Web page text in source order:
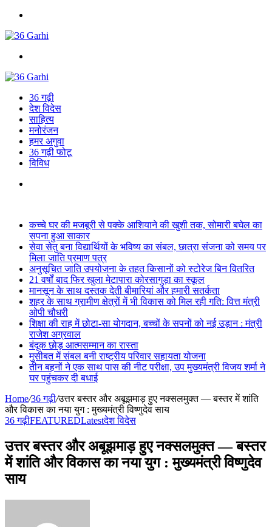
36 गढ़ी
देश विदेस
साहित्य
मनोरंजन
हमर अगुवा
36 गढ़ी फोटू
विविध
कच्चे घर की मजबूरी से पक्के आशियाने की खुशी तक, सोमारी बघेल का
सपना हुआ साकार
सेवा सेतु बना विद्यार्थियों के भविष्य का संबल, छात्रा संजना को समय पर
मिला जाति प्रमाण पत्र
अनुसूचित जाति उपयोजना के तहत किसानों को स्टोरेज बिन वितरित
21 वर्षों बाद फिर खुला मेटापारा कोरसागुड़ा का स्कूल
मानसून के साथ दस्तक देती बीमारियां और हमारी सतर्कता
शहर के साथ ग्रामीण क्षेत्रों में भी विकास को मिल रही गति: वित्त मंत्री
ओपी चौधरी
शिक्षा की राह में छोटा-सा योगदान, बच्चों के सपनों को नई उड़ान : मंत्री
राजेश अग्रवाल
बंदूक छोड़ आत्मसम्मान का रास्ता
मुसीबत में संबल बनी राष्ट्रीय परिवार सहायता योजना
तीन बहनों ने एक साथ पास की नीट परीक्षा, उप मुख्यमंत्री विजय शर्मा ने
घर पहुंचकर दी बधाई
Home/36 गढ़ी/उत्तर बस्तर और अबूझमाड़ हुए नक्सलमुक्त — बस्तर में शांति
और विकास का नया युग : मुख्यमंत्री विष्णुदेव साय
36 गढ़ीFEATUREDLatestदेश विदेस
उत्तर बस्तर और अबूझमाड़ हुए नक्सलमुक्त — बस्तर
में शांति और विकास का नया युग : मुख्यमंत्री विष्णुदेव
साय